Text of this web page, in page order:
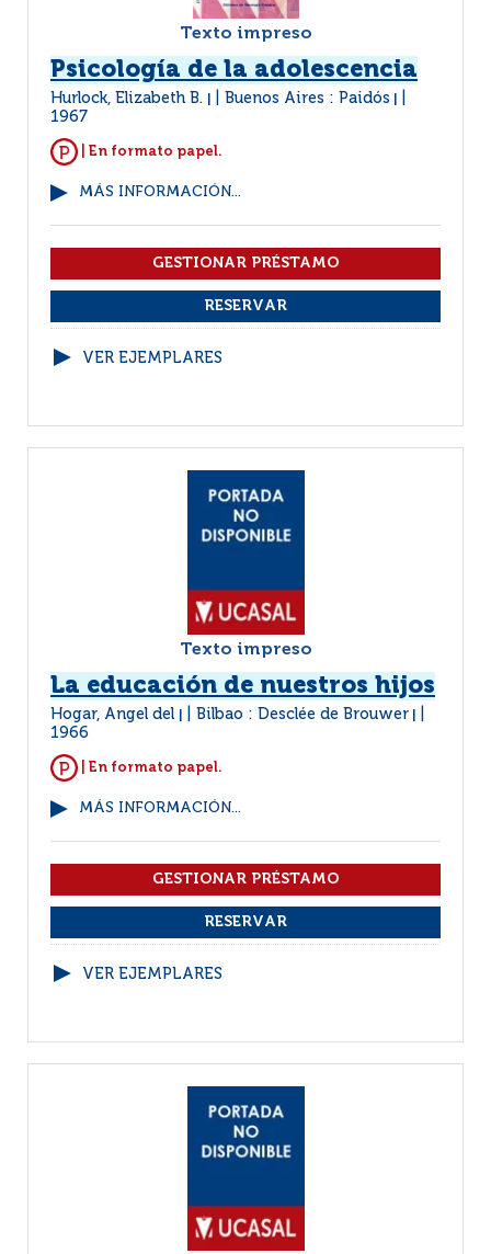
Texto impreso
Psicología de la adolescencia
Hurlock, Elizabeth B. Buenos Aires : Paidós
1967
| En formato papel.
MÁS INFORMACIÓN...
VER EJEMPLARES
Texto impreso
La educación de nuestros hijos
Hogar, Angel del Bilbao : Desclée de Brouwer
1966
| En formato papel.
MÁS INFORMACIÓN...
VER EJEMPLARES